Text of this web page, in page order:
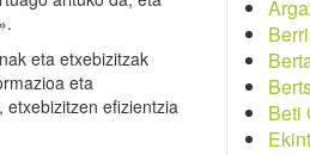
eta etxebizitzak
eta
efizientzia
Beti